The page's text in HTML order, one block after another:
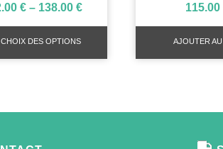
€ – 138.00€
CHOIX DES OPTIONS
115.00
AJOUTER AU